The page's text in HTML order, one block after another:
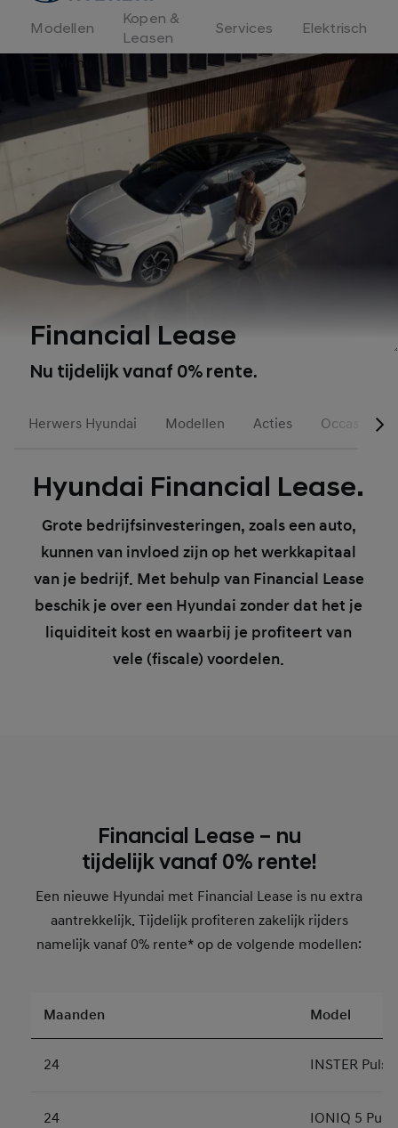
Modellen
Kopen &
Leasen
Services
Elektrisch
Menu
Financial Lease
Nu tijdelijk vanaf 0% rente.
Herwers Hyundai Modellen Acties Occasions
Hyundai Financial Lease.
Grote bedrijfsinvesteringen, zoals een auto,
kunnen van invloed zijn op het werkkapitaal
van je bedrijf. Met behulp van Financial Lease
beschik je over een Hyundai zonder dat het je
liquiditeit kost en waarbij je profiteert van
vele (fiscale) voordelen.
Financial Lease – nu
tijdelijk vanaf 0% rente!
Een nieuwe Hyundai met Financial Lease is nu extra
aantrekkelijk. Tijdelijk profiteren zakelijk rijders
namelijk vanaf 0% rente* op de volgende modellen:
Maanden Model
24 INSTER
24 IONIQ 5